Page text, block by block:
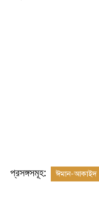
প্রসঙ্গসমূহ: ঈমান-আকাইদ